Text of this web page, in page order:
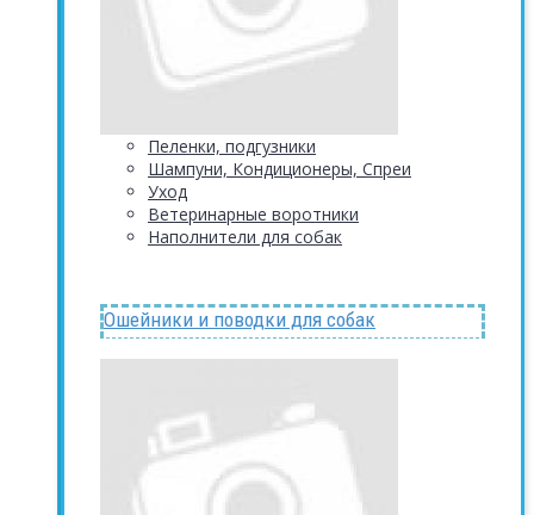
Пеленки, подгузники
Шампуни, Кондиционеры, Спреи
Уход
Ветеринарные воротники
Наполнители для собак
Ошейники и поводки для собак